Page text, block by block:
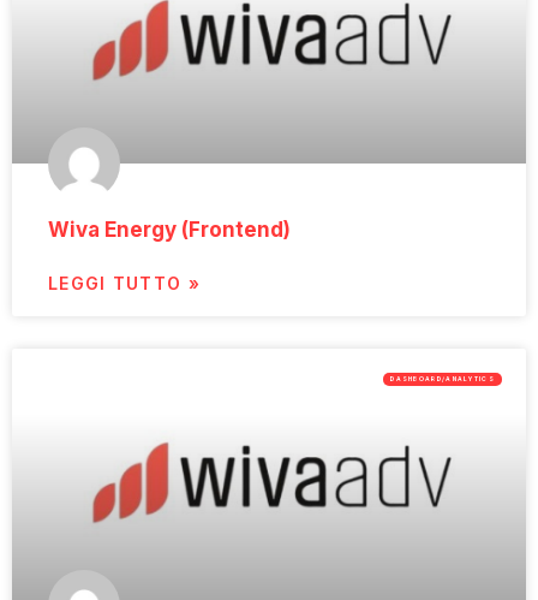
Wiva Energy (Frontend)
LEGGI TUTTO »
DASHBOARD/ANALYTICS